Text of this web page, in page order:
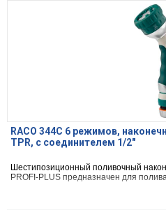
RACO 344C 6 режимов,
TPR, с соединителем 1/2"
Шестипозиционный поливочный
PROFI-PLUS предназначен для